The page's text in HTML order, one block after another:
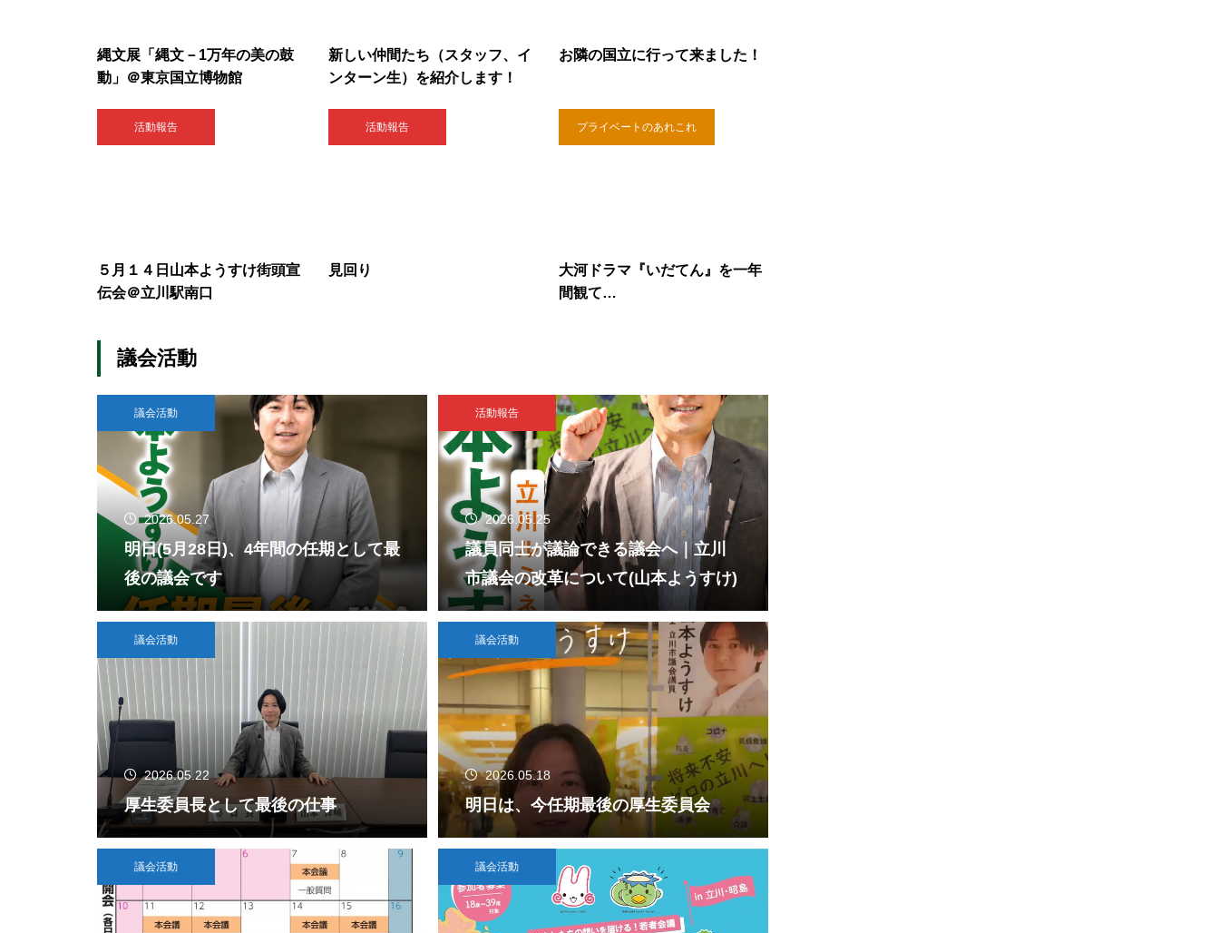
縄文展「縄文－1万年の美の鼓
動」＠東京国立博物館
新しい仲間たち（スタッフ、イ
ンターン生）を紹介します！
お隣の国立に行って来ました！
活動報告
５月１４日山本ようすけ街頭宣
伝会＠立川駅南口
活動報告
見回り
プライベートのあれこれ
大河ドラマ『いだてん』を一年
間観て…
議会活動
議会活動
2026.05.27
明日(5月28日)、4年間の任期として最
後の議会です
活動報告
2026.05.25
議員同士が議論できる議会へ｜立川
市議会の改革について(山本ようすけ)
議会活動
2026.05.22
厚生委員長として最後の仕事
議会活動
2026.05.18
明日は、今任期最後の厚生委員会
議会活動 議会活動